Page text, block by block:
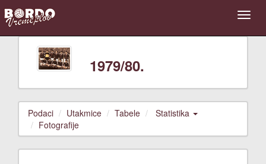
1979/80.
Podaci Utakmice Tabele
Statistika
Fotografije